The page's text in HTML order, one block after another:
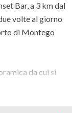
Bar, a 3 km dal
volte al giorno
di Montego
da cui si
a disposizione